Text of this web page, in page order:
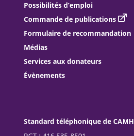
Possibilités d’emploi
Commande de publications
Formulaire de recommandation
Médias
Services aux donateurs
Évènements
Standard téléphonique de CAMH